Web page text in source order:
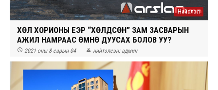
Нийслэл
ХӨЛ ХОРИОНЫ ҮЕЭР “ХӨЛДСӨН” ЗАМ ЗАСВАРЫН
АЖИЛ НАМРААС ӨМНӨ ДУУСАХ БОЛОВ УУ?
 2021 оны 8 сарын 04  нийтэлсэн: админ